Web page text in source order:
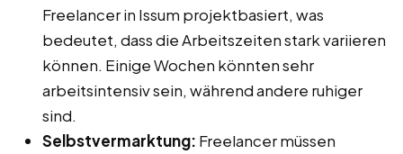
Freelancer in Issum projektbasiert, was
bedeutet, dass die Arbeitszeiten stark variieren
können. Einige Wochen könnten sehr
arbeitsintensiv sein, während andere ruhiger
sind.
Selbstvermarktung: Freelancer müssen